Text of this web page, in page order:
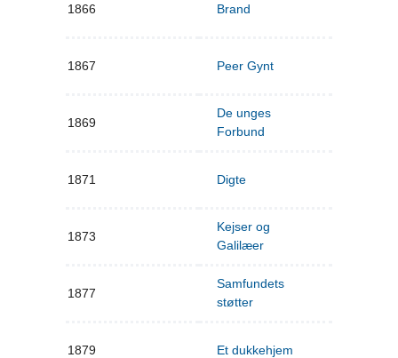
1866 Brand
1867 Peer Gynt
1869
De unges
Forbund
1871 Digte
1873
Kejser og
Galilæer
1877
Samfundets
støtter
1879 Et dukkehjem